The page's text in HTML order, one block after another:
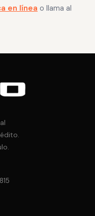
en línea o llama al